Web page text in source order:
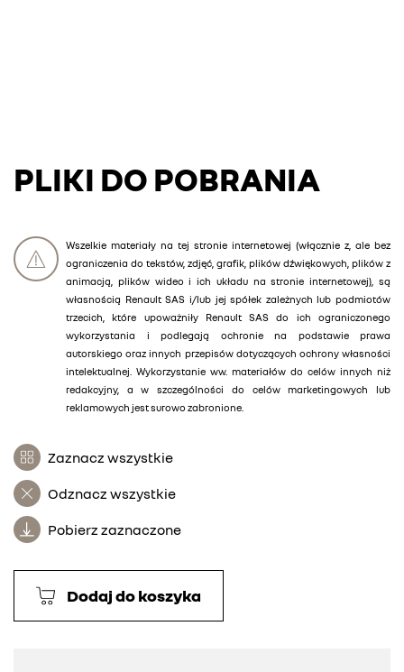
PLIKI DO POBRANIA
Wszelkie materiały na tej stronie internetowej (włącznie z, ale bez
ograniczenia do tekstów, zdjęć, grafik, plików dźwiękowych, plików z
animacją, plików wideo i ich układu na stronie internetowej), są
własnością Renault SAS i/lub jej spółek zależnych lub podmiotów
trzecich, które upoważniły Renault SAS do ich ograniczonego
wykorzystania i podlegają ochronie na podstawie prawa
autorskiego oraz innych przepisów dotyczących ochrony własności
intelektualnej. Wykorzystanie ww. materiałów do celów innych niż
redakcyjny, a w szczególności do celów marketingowych lub
reklamowych jest surowo zabronione.
Zaznacz wszystkie
Odznacz wszystkie
Pobierz zaznaczone
Dodaj do koszyka